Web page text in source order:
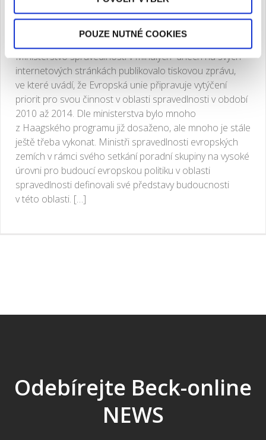
POUZE NUTNÉ COOKIES
1. 12. 2008
Ministerstvo spravedlnosti v minulých dnech na svých
internetových stránkách publikovalo tiskovou zprávu,
ve které uvádí, že Evropská unie připravuje vytýčení
priorit pro svou činnost v oblasti spravedlnosti v období
2010 až 2014. Dle ministerstva bylo mnoho
z Haagského programu již dosaženo, ale mnoho je stále
ještě třeba vykonat. Ministři spravedlnosti evropských
zemích v rámci svého setkání poradní skupiny na vysoké
úrovni pro budoucí evropskou politiku v oblasti
spravedlnosti definovali své představy budoucnosti
v této oblasti. […]
Odebírejte Beck-online
NEWS